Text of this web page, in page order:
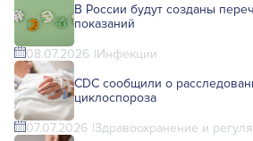
В России будут созданы
показаний
08.07.2026 Инфекции
CDC сообщили о
циклоспороза
07.07.2026 Здравоохранение и